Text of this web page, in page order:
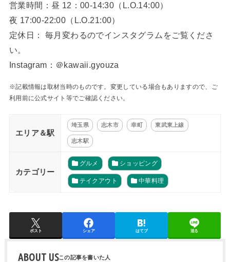
営業時間：昼 12：00-14:30（L.O.14:00）
夜 17:00-22:00（L.O.21:00）
定休日： 毎月変わるのでインスタグラムをご覧くださ
い。
Instagram：＠kawaii.gyouza
※記載情報は取材当時のものです。変更している場合もありますので、ご
利用前に公式サイト等でご確認ください。
エリア＆駅
埼玉県 志木市 幸町 東武東上線
志木駅
カテゴリー
グルメ ショッピング
テイクアウト 中華料理
ポスト シェア はてブ 送る
ABOUT US